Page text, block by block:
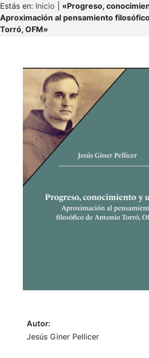
Estás en: Inicio
«Progreso,
Aproximación al pensamiento
Torró, OFM»
Autor:
Jesús Giner Pellicer